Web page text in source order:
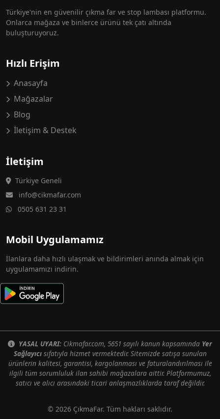
Türkiye'nin en güvenilir çıkma far ve stop lambası platformu.
Onlarca mağaza ve binlerce ürünü tek çatı altında
buluşturuyoruz.
Hızlı Erişim
Anasayfa
Mağazalar
Blog
İletişim & Destek
İletişim
Türkiye Geneli
info@cikmafar.com
0505 631 23 31
Mobil Uygulamamız
İlanlara daha hızlı ulaşmak ve bildirimleri anında almak için
uygulamamızı indirin.
YASAL UYARI: Cikmafar.com, 5651 sayılı kanun kapsamında Yer
Sağlayıcısıfatıyla hizmet vermektedir. Sitemizde satışa sunulan
ürünlerin kalitesi, garantisi, kargolanması ve faturalandırılması ile
ilgili tüm sorumluluk ilan sahibi mağazalara aittir. Platformumuz,
satıcı ve alıcı arasındaki ticari anlaşmazlıklarda taraf değildir.
© 2026 ÇıkmaFar. Tüm hakları saklıdır.